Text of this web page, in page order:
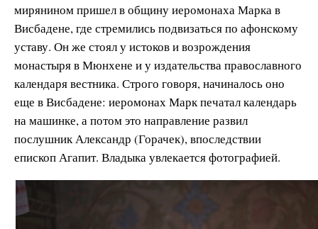
мирянином пришел в общину иеромонаха Марка в
Висбадене, где стремились подвизаться по афонскому
уставу. Он же стоял у истоков и возрождения
монастыря в Мюнхене и у издательства православного
календаря вестника. Строго говоря, начиналось оно
еще в Висбадене: иеромонах Марк печатал календарь
на машинке, а потом это направление развил
послушник Александр (Горачек), впоследствии
епископ Агапит. Владыка увлекается фотографией.